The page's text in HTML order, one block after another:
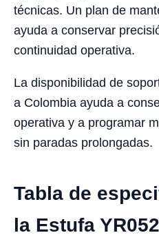
técnicas. Un plan de
ayuda a conservar
continuidad operativa.
La disponibilidad de
a Colombia ayuda a
operativa y a programar
sin paradas prolongadas.
Tabla de
la Estufa